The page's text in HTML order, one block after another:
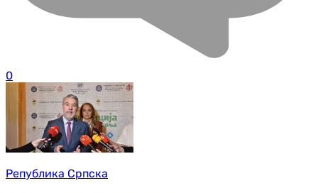
0
Република Српска